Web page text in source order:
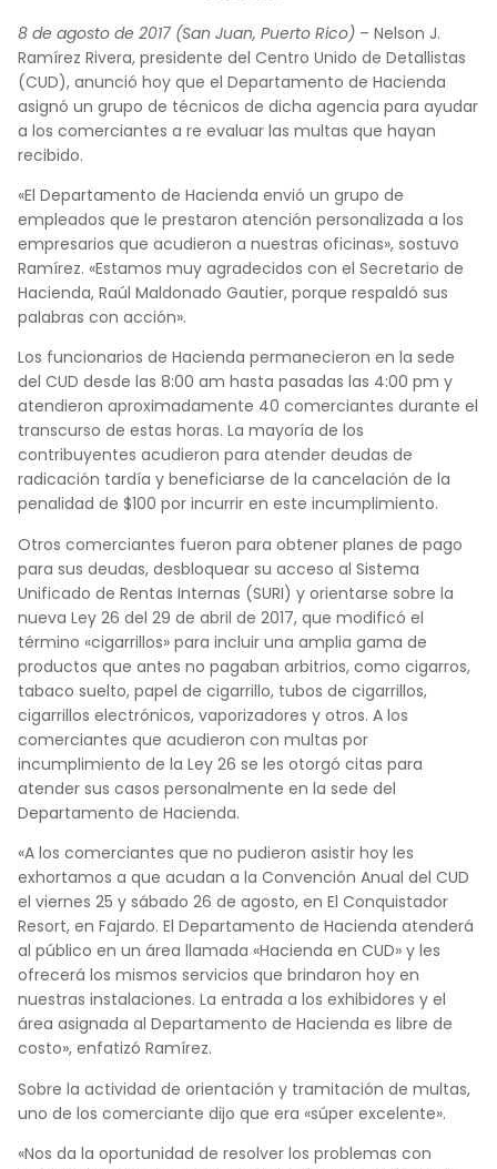
8 de agosto de 2017 (San Juan, Puerto Rico) – Nelson J.
Ramírez Rivera, presidente del Centro Unido de Detallistas
(CUD), anunció hoy que el Departamento de Hacienda
asignó un grupo de técnicos de dicha agencia para ayudar
a los comerciantes a re evaluar las multas que hayan
recibido.
«El Departamento de Hacienda envió un grupo de
empleados que le prestaron atención personalizada a los
empresarios que acudieron a nuestras oficinas», sostuvo
Ramírez. «Estamos muy agradecidos con el Secretario de
Hacienda, Raúl Maldonado Gautier, porque respaldó sus
palabras con acción».
Los funcionarios de Hacienda permanecieron en la sede
del CUD desde las 8:00 am hasta pasadas las 4:00 pm y
atendieron aproximadamente 40 comerciantes durante el
transcurso de estas horas. La mayoría de los
contribuyentes acudieron para atender deudas de
radicación tardía y beneficiarse de la cancelación de la
penalidad de $100 por incurrir en este incumplimiento.
Otros comerciantes fueron para obtener planes de pago
para sus deudas, desbloquear su acceso al Sistema
Unificado de Rentas Internas (SURI) y orientarse sobre la
nueva Ley 26 del 29 de abril de 2017, que modificó el
término «cigarrillos» para incluir una amplia gama de
productos que antes no pagaban arbitrios, como cigarros,
tabaco suelto, papel de cigarrillo, tubos de cigarrillos,
cigarrillos electrónicos, vaporizadores y otros. A los
comerciantes que acudieron con multas por
incumplimiento de la Ley 26 se les otorgó citas para
atender sus casos personalmente en la sede del
Departamento de Hacienda.
«A los comerciantes que no pudieron asistir hoy les
exhortamos a que acudan a la Convención Anual del CUD
el viernes 25 y sábado 26 de agosto, en El Conquistador
Resort, en Fajardo. El Departamento de Hacienda atenderá
al público en un área llamada «Hacienda en CUD» y les
ofrecerá los mismos servicios que brindaron hoy en
nuestras instalaciones. La entrada a los exhibidores y el
área asignada al Departamento de Hacienda es libre de
costo», enfatizó Ramírez.
Sobre la actividad de orientación y tramitación de multas,
uno de los comerciante dijo que era «súper excelente».
«Nos da la oportunidad de resolver los problemas con